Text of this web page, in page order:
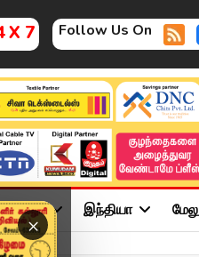
X 7 Follow Us On
×
இந்தியா